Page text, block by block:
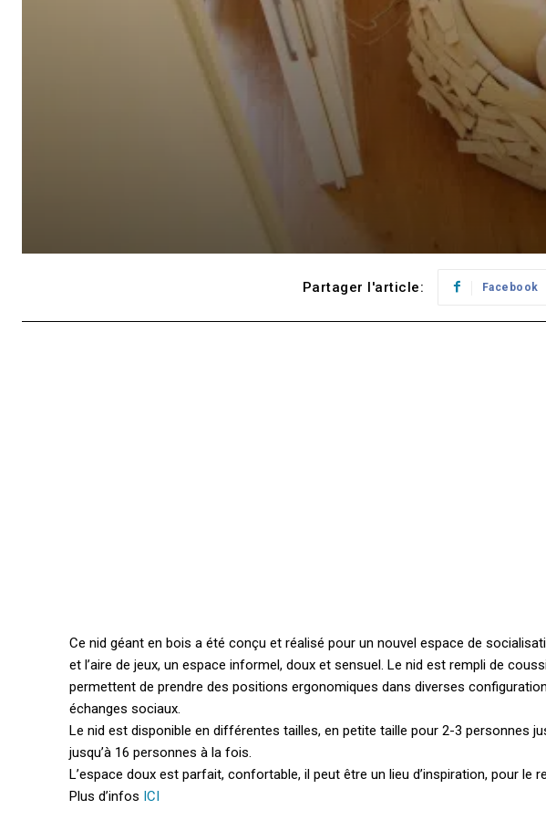
Partager l'article: Facebook
Ce nid géant en bois a été conçu et réalisé pour un nouvel espace de
et l’aire de jeux, un espace informel, doux et sensuel. Le nid est rempli de
permettent de prendre des positions ergonomiques dans diverses
échanges sociaux.
Le nid est disponible en différentes tailles, en petite taille pour 2-3 personnes
jusqu’à 16 personnes à la fois.
L’espace doux est parfait, confortable, il peut être un lieu d’inspiration, pour le
Plus d’infos ICI